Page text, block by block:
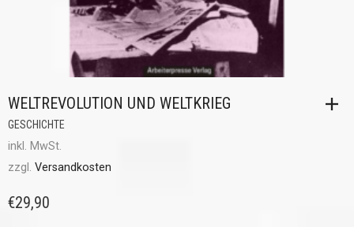
WELTREVOLUTION UND WELTKRIEG
GESCHICHTE
inkl. MwSt.
zzgl. Versandkosten
€29,90